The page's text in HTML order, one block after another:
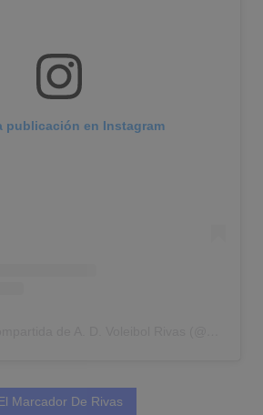
publicación en Instagram
Marcador De Rivas